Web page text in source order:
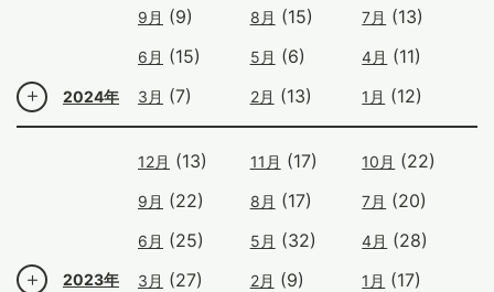
2024年
9月 (9) 8月 (15) 7月 (13)
6月 (15) 5月 (6) 4月 (11)
3月 (7) 2月 (13) 1月 (12)
2023年
12月 (13) 11月 (17) 10月 (22)
9月 (22) 8月 (17) 7月 (20)
6月 (25) 5月 (32) 4月 (28)
3月 (27) 2月 (9) 1月 (17)